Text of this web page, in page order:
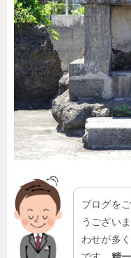
ブログを
うござい
わせが多